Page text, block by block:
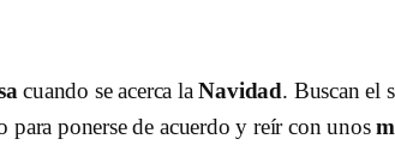
cuando se acerca laNavidad. Buscan el
para ponerse de acuerdo y reír con unos